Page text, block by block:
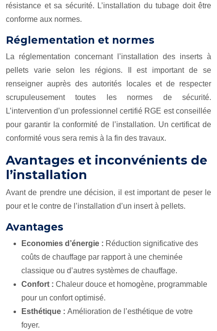
résistance et sa sécurité. L’installation du tubage doit être
conforme aux normes.
Réglementation et normes
La réglementation concernant l’installation des inserts à
pellets varie selon les régions. Il est important de se
renseigner auprès des autorités locales et de respecter
scrupuleusement toutes les normes de sécurité.
L’intervention d’un professionnel certifié RGE est conseillée
pour garantir la conformité de l’installation. Un certificat de
conformité vous sera remis à la fin des travaux.
Avantages et inconvénients de
l’installation
Avant de prendre une décision, il est important de peser le
pour et le contre de l’installation d’un insert à pellets.
Avantages
Economies d’énergie : Réduction significative des
coûts de chauffage par rapport à une cheminée
classique ou d’autres systèmes de chauffage.
Confort : Chaleur douce et homogène, programmable
pour un confort optimisé.
Esthétique : Amélioration de l’esthétique de votre
foyer.